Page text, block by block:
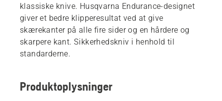
klassiske knive. Husqvarna Endurance-designet
giver et bedre klipperesultat ved at give
skærekanter på alle fire sider og en hårdere og
skarpere kant. Sikkerhedskniv i henhold til
standarderne.
Produktoplysninger